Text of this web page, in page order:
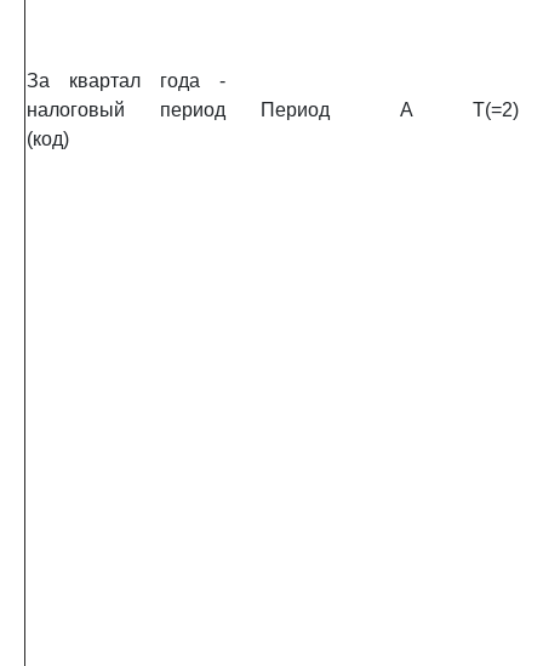
За квартал года -
налоговый период
(код)
Период А T(=2)